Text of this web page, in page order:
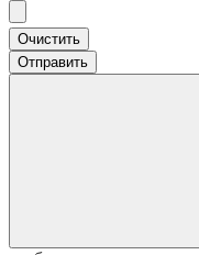
Очистить
Отправить